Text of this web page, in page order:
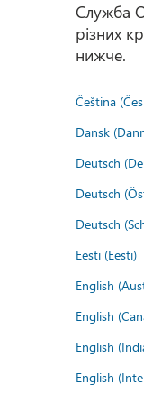
Служба
різних
нижче.
Čeština
Dansk
Deutsch
Deutsch
Deutsch
Eesti (Eesti)
English
English
English
English